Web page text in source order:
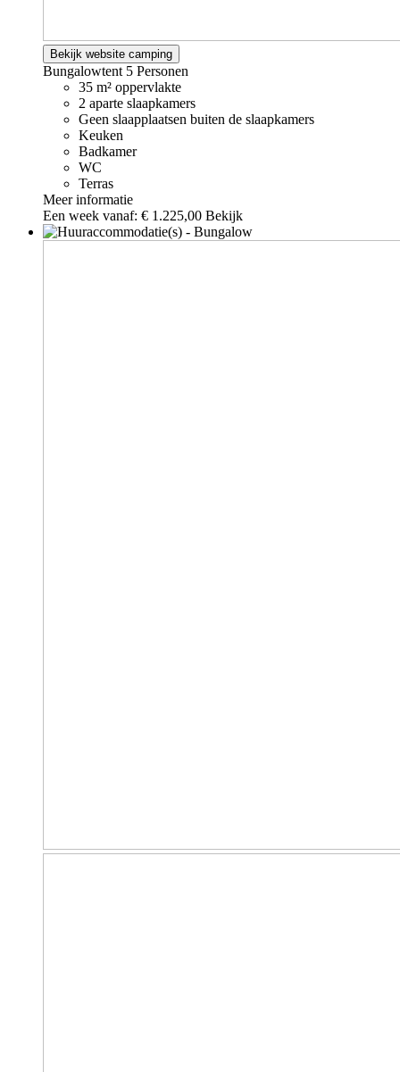
Bekijk website camping
Bungalowtent 5 Personen
35 m² oppervlakte
2 aparte slaapkamers
Geen slaapplaatsen buiten de slaapkamers
Keuken
Badkamer
WC
Terras
Meer informatie
Een week vanaf: € 1.225,00 Bekijk